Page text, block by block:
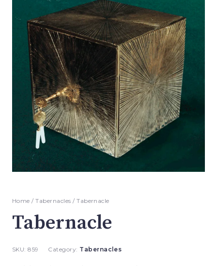
Home /Tabernacles / Tabernacle
Tabernacle
SKU:859 Category: Tabernacles